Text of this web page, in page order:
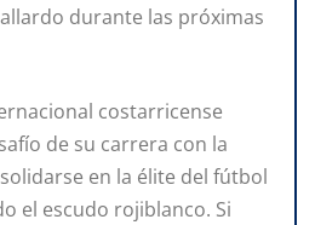
durante las próximas
costarricense
de su carrera con la
en la élite del fútbol
el escudo rojiblanco. Si